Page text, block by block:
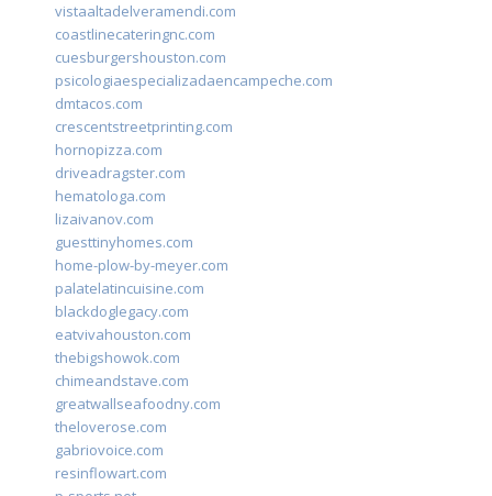
vistaaltadelveramendi.com
coastlinecateringnc.com
cuesburgershouston.com
psicologiaespecializadaencampeche.com
dmtacos.com
crescentstreetprinting.com
hornopizza.com
driveadragster.com
hematologa.com
lizaivanov.com
guesttinyhomes.com
home-plow-by-meyer.com
palatelatincuisine.com
blackdoglegacy.com
eatvivahouston.com
thebigshowok.com
chimeandstave.com
greatwallseafoodny.com
theloverose.com
gabriovoice.com
resinflowart.com